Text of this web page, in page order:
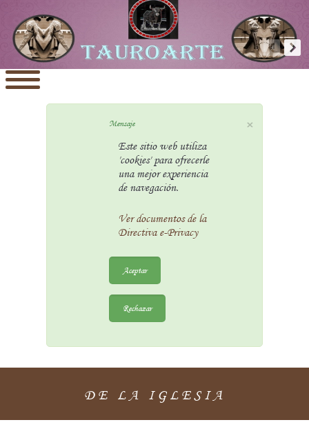
×
Mensaje
Este sitio web utiliza
'cookies' para ofrecerle
una mejor experiencia
de navegación.
Ver documentos de la
Directiva e-Privacy
Aceptar
Rechazar
DE LA IGLESIA